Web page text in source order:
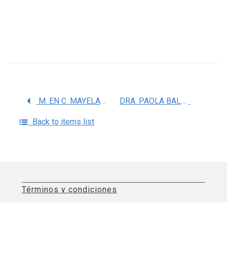
M. EN C. MAYELA DE JESUS RODRIGUEZ VIOLANTE DRA. PAOLA BALLESTEROS ZEBADUA
Back to items list
Términos y condiciones